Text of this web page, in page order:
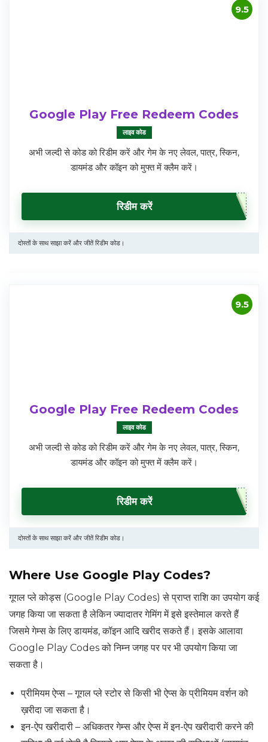
9.5
Google Play Free Redeem Codes
लाइव कोड
अभी जल्दी से कोड को रिडीम करें और गेम के नए लेवल, पात्र, स्किन,
डायमंड और कॉइन को मुफ्त में क्लैम करें।
रिडीम करें
दोस्तों के साथ साझा करें और जीतें रिडीम कोड।
9.5
Google Play Free Redeem Codes
लाइव कोड
अभी जल्दी से कोड को रिडीम करें और गेम के नए लेवल, पात्र, स्किन,
डायमंड और कॉइन को मुफ्त में क्लैम करें।
रिडीम करें
दोस्तों के साथ साझा करें और जीतें रिडीम कोड।
Where Use Google Play Codes?
गूगल प्ले कोड्स (Google Play Codes) से प्राप्त राशि का उपयोग कई
जगह किया जा सकता है लेकिन ज्यादातर गेमिंग में इसे इस्तेमाल करते हैं
जिसमे गेम्स के लिए डायमंड, कॉइन आदि खरीद सकते हैं। इसके आलावा
Google Play Codes को निम्न जगह पर पर भी उपयोग किया जा
सकता है।
प्रीमियम ऐप्स – गूगल प्ले स्टोर से किसी भी ऐप्स के प्रीमियम वर्शन को
ख़रीदा जा सकता है।
इन-ऐप खरीदारी – अधिकतर गेम्स और ऐप्स में इन-ऐप खरीदारी करने की